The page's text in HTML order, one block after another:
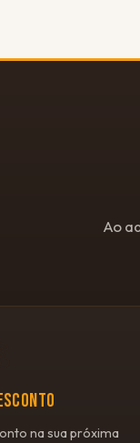
Ao
na sua próxima